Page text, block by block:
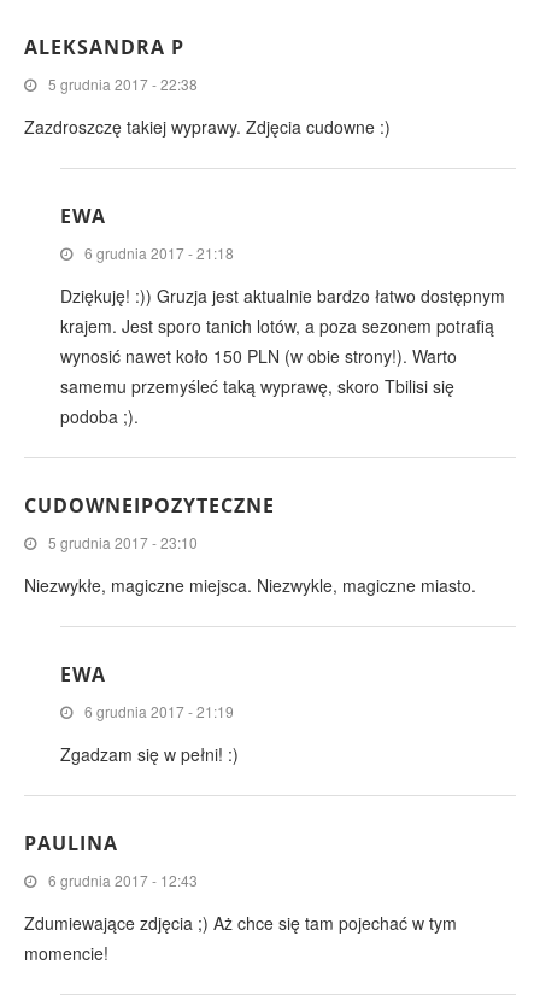
ALEKSANDRA P
5 grudnia 2017 - 22:38
Zazdroszczę takiej wyprawy. Zdjęcia cudowne :)
EWA
6 grudnia 2017 - 21:18
Dziękuję! :)) Gruzja jest aktualnie bardzo łatwo dostępnym
krajem. Jest sporo tanich lotów, a poza sezonem potrafią
wynosić nawet koło 150 PLN (w obie strony!). Warto
samemu przemyśleć taką wyprawę, skoro Tbilisi się
podoba ;).
CUDOWNEIPOZYTECZNE
5 grudnia 2017 - 23:10
Niezwykłe, magiczne miejsca. Niezwykle, magiczne miasto.
EWA
6 grudnia 2017 - 21:19
Zgadzam się w pełni! :)
PAULINA
6 grudnia 2017 - 12:43
Zdumiewające zdjęcia ;) Aż chce się tam pojechać w tym
momencie!